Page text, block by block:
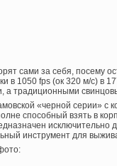
сами за себя, посему
в 1050 fps (ок 320 м/с) в
а традиционными
«черной серии» с
способный взять в
исключительно
инструмент для